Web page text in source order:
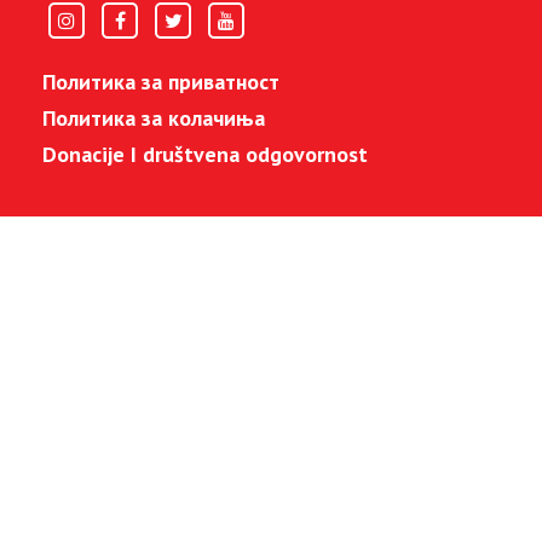
Политика за приватност
Политика за колачиња
Donacije I društvena odgovornost